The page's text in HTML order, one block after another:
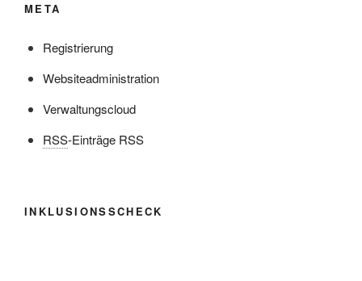
META
Registrierung
Websiteadministration
Verwaltungscloud
RSS-Einträge RSS
INKLUSIONSSCHECK